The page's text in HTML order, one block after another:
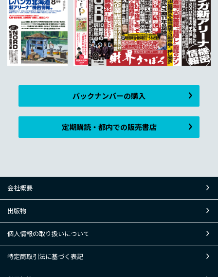
バックナンバーの購入
定期購読・都内での販売書店
会社概要
出版物
個人情報の取り扱いについて
特定商取引法に基づく表記